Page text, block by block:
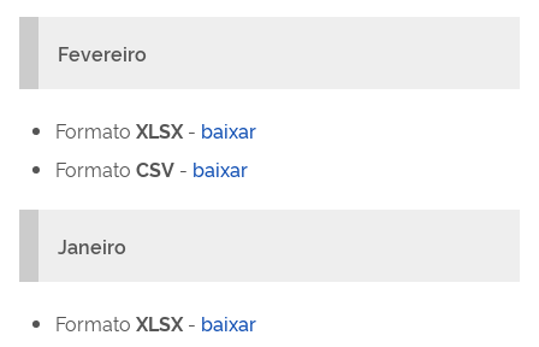
Fevereiro
Formato XLSX - baixar
Formato CSV - baixar
Janeiro
Formato XLSX - baixar